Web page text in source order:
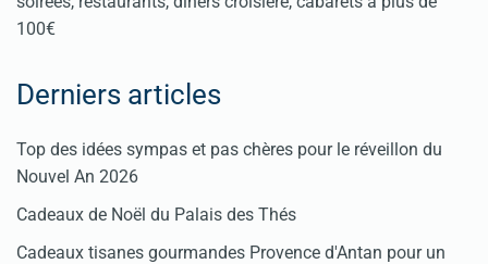
100€
Derniers articles
Top des idées sympas et pas chères pour le réveillon du
Nouvel An 2026
Cadeaux de Noël du Palais des Thés
Cadeaux tisanes gourmandes Provence d'Antan pour un